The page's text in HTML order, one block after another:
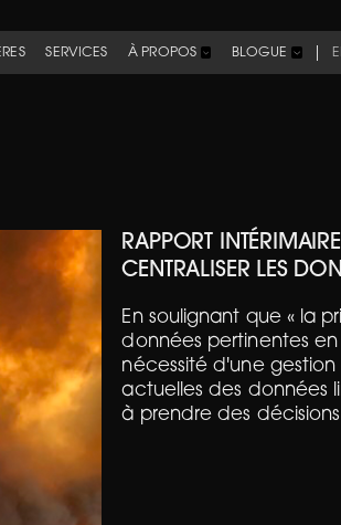
SERVICES À PROPOS BLOGUE
RAPPORT
CENTRALISER LES
En soulignant que « la
données pertinentes
nécessité d'une
actuelles des données
à prendre des